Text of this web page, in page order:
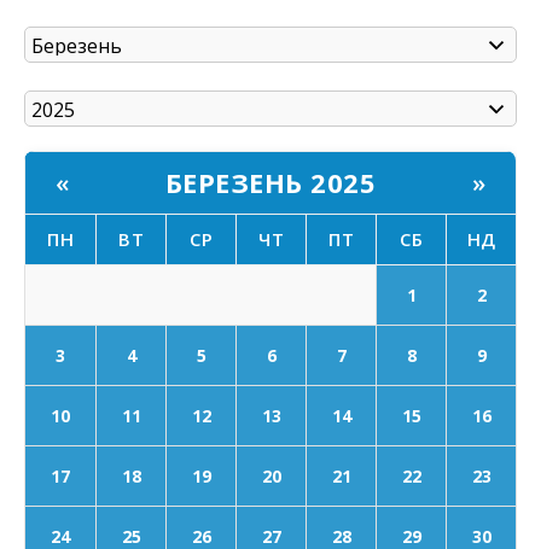
« БЕРЕЗЕНЬ 2025 »
ПН ВТ СР ЧТ ПТ СБ НД
1 2
3 4 5 6 7 8 9
10 11 12 13 14 15 16
17 18 19 20 21 22 23
24 25 26 27 28 29 30